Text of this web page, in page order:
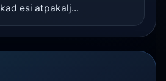
esi atpakalj...